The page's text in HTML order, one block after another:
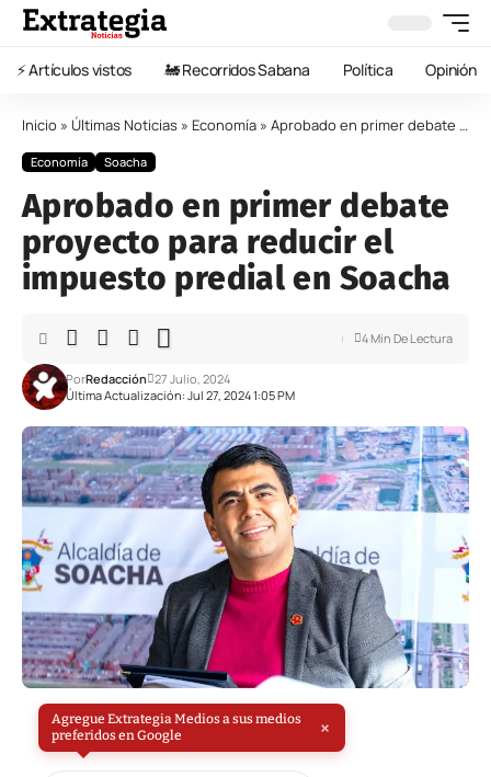
⚡️ Artículos vistos 🚂 Recorridos Sabana Política Opinión
Inicio » Últimas Noticias » Economía » Aprobado en primer debate proyecto para reducir el impuesto predial en Soacha
Economía Soacha
Aprobado en primer debate
proyecto para reducir el
impuesto predial en Soacha
Última Actualización: Jul 27, 2024 1:05 PM
PorRedacción 27 Julio, 2024
4 Min De Lectura
Agregue Extrategia Medios a sus medios
preferidos en Google
×